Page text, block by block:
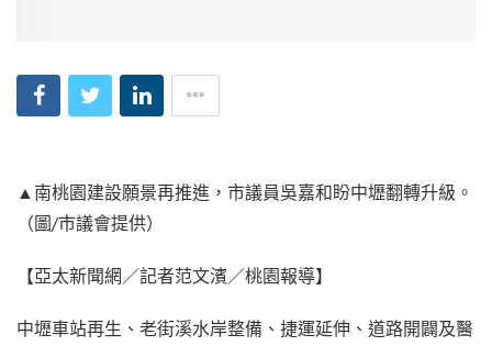
▲南桃園建設願景再推進，市議員吳嘉和盼中壢翻轉升級。
（圖/市議會提供）
【亞太新聞網／記者范文濱／桃園報導】
中壢車站再生、老街溪水岸整備、捷運延伸、道路開闢及醫